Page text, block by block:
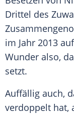
Drittel des
im Jahr 2013
Wunder also,
setzt.
Auffällig auch,
verdoppelt hat,